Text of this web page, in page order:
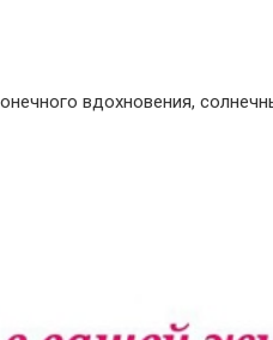
вдохновения,